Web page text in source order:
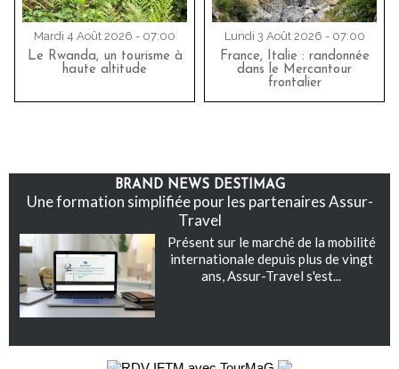
Mardi 4 Août 2026 - 07:00
Le Rwanda, un tourisme à
haute altitude
Lundi 3 Août 2026 - 07:00
France, Italie : randonnée
dans le Mercantour
frontalier
BRAND NEWS DESTIMAG
Une formation simplifiée pour les partenaires Assur-
Travel
Présent sur le marché de la mobilité
internationale depuis plus de vingt
ans, Assur-Travel s'est...